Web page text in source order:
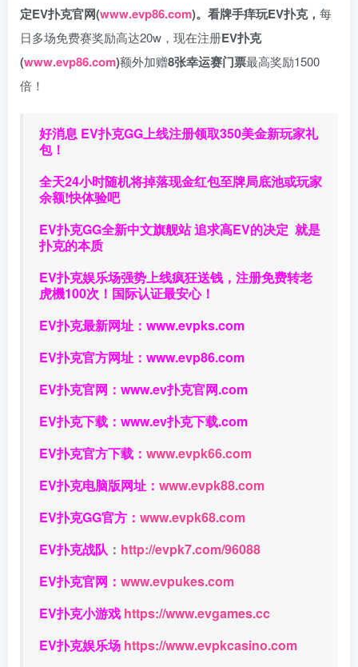
定EV扑克官网(www.evp86.com)。 看牌手痒玩EV扑克， 每
日多场免费赛奖励高达20w，现在注册EV扑克
(www.evp86.com)额外加赠8张幸运赛门票最高奖励1500
倍！
好消息 EV扑克GG上线注册领取350美金新玩家礼
包！
全天24小时随机将掉落现金红包至牌局底池或玩家
余额!快体验吧
EV扑克GG全新中文旗舰站追求高EV的决定 就是
扑克的本质
EV扑克娱乐场强势上线疯狂送钱，注册免费转老
虎機100次！国际认证最安心！
EV扑克最新网址： www.evpks.com
EV扑克官方网址： www.evp86.com
EV扑克官网： www.ev扑克官网.com
EV扑克下载： www.ev扑克下载.com
EV扑克官方下载： www.evpk66.com
EV扑克电脑版网址： www.evpk88.com
EV扑克GG官方： www.evpk68.com
EV扑克战队 ： http://evpk7.com/96088
EV扑克官网： www.evpukes.com
EV扑克小游戏 https://www.evgames.cc
EV扑克娱乐场 https://www.evpkcasino.com